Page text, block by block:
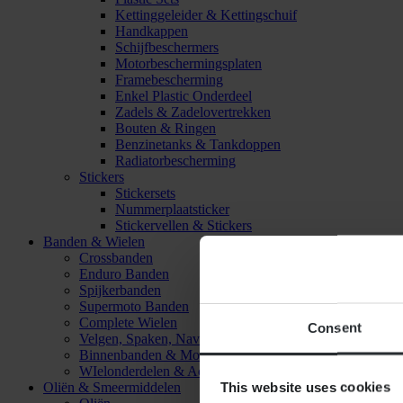
Consent
This website uses cookies
Kettinggeleider & Kettingschuif
Handkappen
Schijfbeschermers
Motorbeschermingsplaten
Framebescherming
Enkel Plastic Onderdeel
Zadels & Zadelovertrekken
Bouten & Ringen
Benzinetanks & Tankdoppen
Radiatorbescherming
Stickers
Stickersets
Nummerplaatsticker
Stickervellen & Stickers
Banden & Wielen
Crossbanden
Enduro Banden
Spijkerbanden
Supermoto Banden
Complete Wielen
Velgen, Spaken, Naven & Lagers
Binnenbanden & Mousses
WIelonderdelen & Accessoires
Oliën & Smeermiddelen